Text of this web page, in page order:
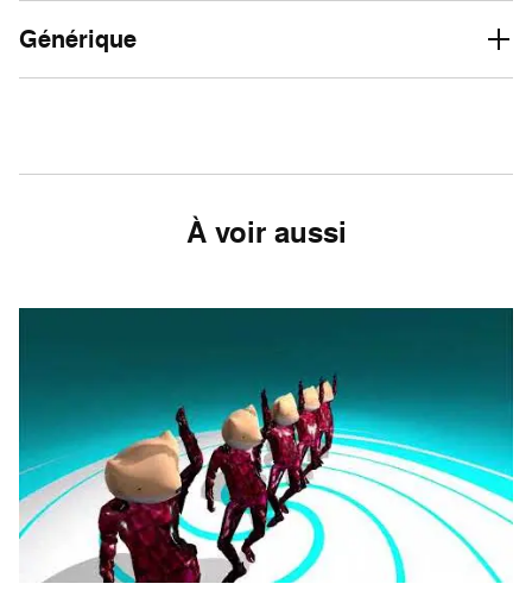
Générique
À voir aussi